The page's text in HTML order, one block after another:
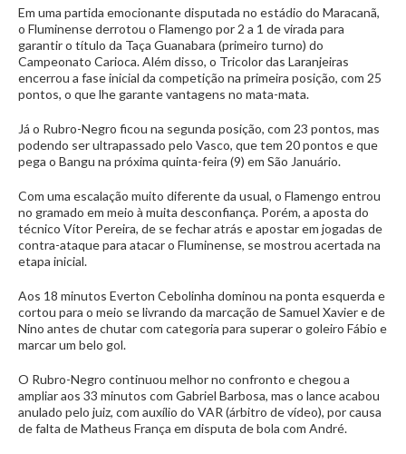
Em uma partida emocionante disputada no estádio do Maracanã,
o Fluminense derrotou o Flamengo por 2 a 1 de virada para
garantir o título da Taça Guanabara (primeiro turno) do
Campeonato Carioca. Além disso, o Tricolor das Laranjeiras
encerrou a fase inicial da competição na primeira posição, com 25
pontos, o que lhe garante vantagens no mata-mata.
Já o Rubro-Negro ficou na segunda posição, com 23 pontos, mas
podendo ser ultrapassado pelo Vasco, que tem 20 pontos e que
pega o Bangu na próxima quinta-feira (9) em São Januário.
Com uma escalação muito diferente da usual, o Flamengo entrou
no gramado em meio à muita desconfiança. Porém, a aposta do
técnico Vítor Pereira, de se fechar atrás e apostar em jogadas de
contra-ataque para atacar o Fluminense, se mostrou acertada na
etapa inicial.
Aos 18 minutos Everton Cebolinha dominou na ponta esquerda e
cortou para o meio se livrando da marcação de Samuel Xavier e de
Nino antes de chutar com categoria para superar o goleiro Fábio e
marcar um belo gol.
O Rubro-Negro continuou melhor no confronto e chegou a
ampliar aos 33 minutos com Gabriel Barbosa, mas o lance acabou
anulado pelo juiz, com auxílio do VAR (árbitro de vídeo), por causa
de falta de Matheus França em disputa de bola com André.